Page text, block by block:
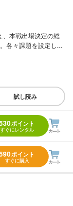
、本戦出場決定の総
各々課題を設定し...
試し読み
ポイント
すぐにレンタル
ポイント
すぐに購入